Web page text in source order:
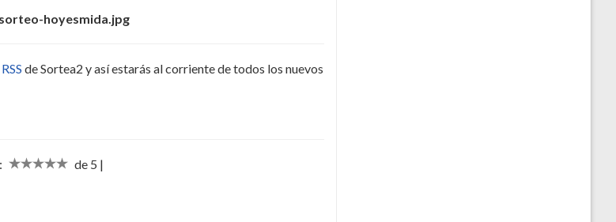
de Sortea2 y así estarás al corriente de todos los nuevos
de 5 |